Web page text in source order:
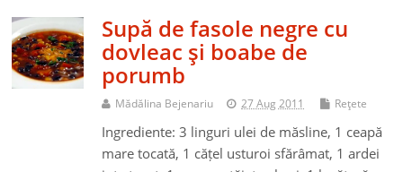
Supă de fasole negre cu
dovleac şi boabe de
porumb
Mădălina Bejenariu 27 Aug 2011 Reţete
Ingrediente: 3 linguri ulei de măsline, 1 ceapă
mare tocată, 1 cățel usturoi sfărâmat, 1 ardei